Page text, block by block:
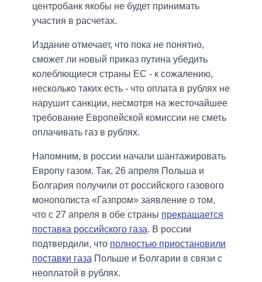
центробанк якобы не будет принимать
участия в расчетах.
Издание отмечает, что пока не понятно,
сможет ли новый приказ путина убедить
колеблющиеся страны ЕС - к сожалению,
несколько таких есть - что оплата в рублях не
нарушит санкции, несмотря на жесточайшее
требование Европейской комиссии не сметь
оплачивать газ в рублях.
Напомним, в россии начали шантажировать
Европу газом. Так, 26 апреля Польша и
Болгария получили от российского газового
монополиста «Газпром» заявление о том,
что с 27 апреля в обе страны прекращается
поставка российского газа. В россии
подтвердили, что полностью приостановили
поставки газа Польше и Болгарии в связи с
неоплатой в рублях.